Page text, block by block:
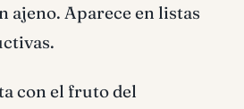
ajeno. Aparece en listas
con el fruto del